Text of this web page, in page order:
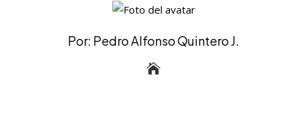
Por: Pedro Alfonso Quintero J.